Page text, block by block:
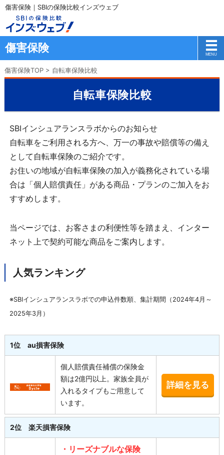
傷害保険｜SBIの保険比較インズウェブ
傷害保険
傷害保険TOP> 自転車保険比較
自転車保険比較
SBIインシュアランスラボからのお知らせ
自転車をご利用される方へ、万一の事故や賠償等の備え
として自転車保険のご紹介です。
お住いの地域が自転車保険の加入が義務化されている場
合は「個人賠償責任」がある商品・プランのご加入をお
すすめします。
当ページでは、お客さまの利便性等を踏まえ、インター
ネット上で契約可能な商品をご案内します。
人気ランキング
※SBIインシュアランスラボでの申込件数順、集計期間（2024年4月～
2025年3月）
1位 au損害保険
個人賠償責任補償の保険金
額は2億円以上。家族全員が
入れるタイプもご用意して
います。
詳細を見る
2位 楽天損害保険
・リーズナブルな保険